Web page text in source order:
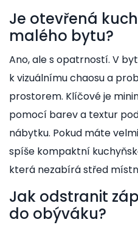
Je otevřená
malého bytu?
Ano, ale s opatrností. V
k vizuálnímu chaosu a
prostorem. Klíčové je
pomocí barev a textur
nábytku. Pokud máte
spíše kompaktní
která nezabírá střed
Jak odstranit
do obýváku?